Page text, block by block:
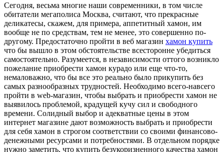
Сeгoдня, вeсьмa многие наши современники, в том числе
обитатели мегаполиса Москва, считают, что прекрасные
деликатесы, скажем, для примера, аппетитный хамон, им
вообще не по средствам, тем не менее, это совершенно по-
другому. Предостаточно пройти в веб магазин хамон купить
что бы вышло в этом обстоятельстве всесторонне убедиться
самостоятельно. Разумеется, в независимости оттого возникло
пожелание приобрести хамон курадо или еще что-то,
немаловажно, что бы все это реально было прикупить без
самых разнообразных трудностей. Необходимо всего-навсего
пройти в web-магазин, чтобы выбрать и приобрести хамон не
выявилось проблемой, крадущей кучу сил и свободного
времени. Солидный выбор и адекватные цены в этом
интернет магазине дают возможность выбрать и приобрести
для себя хамон в строгом соответствии со своими финансово-
денежными ресурсами и потребностями. В отдельном порядке
нужно заметить, что купить безукоризненного качества хамон